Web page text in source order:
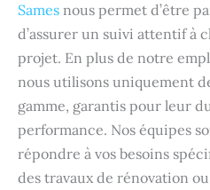
Sames nous permet d’être
d’assurer un suivi attentif à
projet. En plus de notre
nous utilisons uniquement
gamme, garantis pour leur
performance. Nos équipes
répondre à vos besoins
des travaux de rénovation